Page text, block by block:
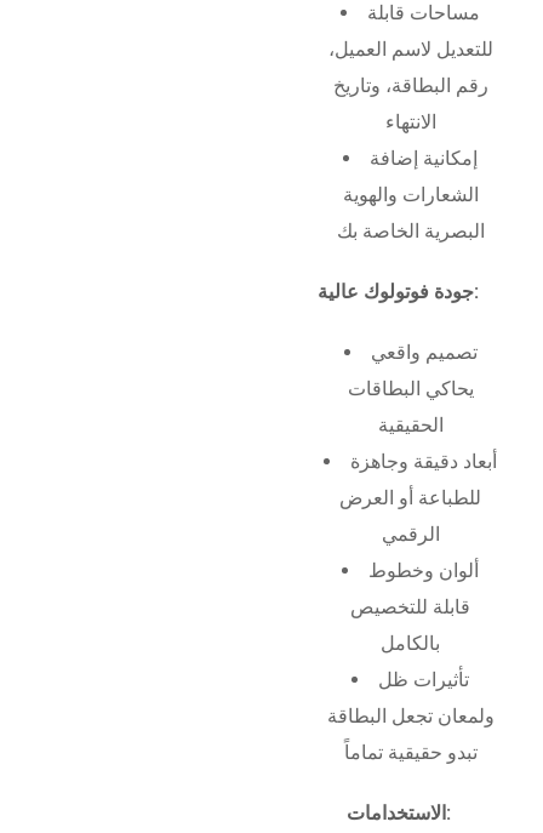
مساحات قابلة
للتعديل لاسم العميل،
رقم البطاقة، وتاريخ
الانتهاء
إمكانية إضافة
الشعارات والهوية
البصرية الخاصة بك
جودة فوتولوك عالية:
تصميم واقعي
يحاكي البطاقات
الحقيقية
أبعاد دقيقة وجاهزة
للطباعة أو العرض
الرقمي
ألوان وخطوط
قابلة للتخصيص
بالكامل
تأثيرات ظل
ولمعان تجعل البطاقة
تبدو حقيقية تماماً
الاستخدامات: